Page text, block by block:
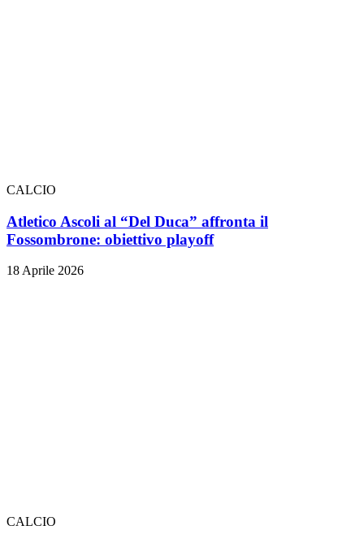
CALCIO
Atletico Ascoli al “Del Duca” affronta il
Fossombrone: obiettivo playoff
18 Aprile 2026
CALCIO